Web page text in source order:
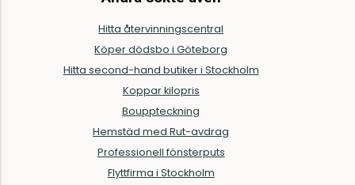
Hitta återvinningscentral
Köper dödsbo i Göteborg
Hitta second-hand butiker i Stockholm
Koppar kilopris
Bouppteckning
Hemstäd med Rut-avdrag
Professionell fönsterputs
Flyttfirma i Stockholm